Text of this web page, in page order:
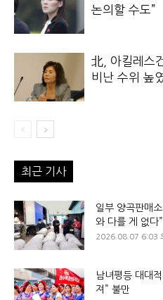
논의할 수도”
北, 아킬레스
비난 수위 높
최근 기사
일부 양곡판매
와 다를 게 없다”
2026.08.07 6:03
남녀평등 대대
져” 불만